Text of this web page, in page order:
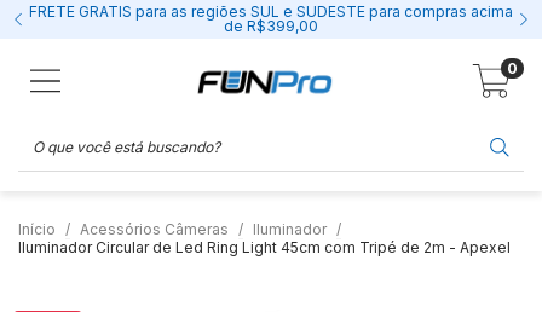
FRETE GRÁTIS para as regiões SUL e SUDESTE para compras acima
de R$399,00
0
Início Acessórios Câmeras
Iluminador
Iluminador Circular de Led Ring Light 45cm com Tripé de 2m - Apexel